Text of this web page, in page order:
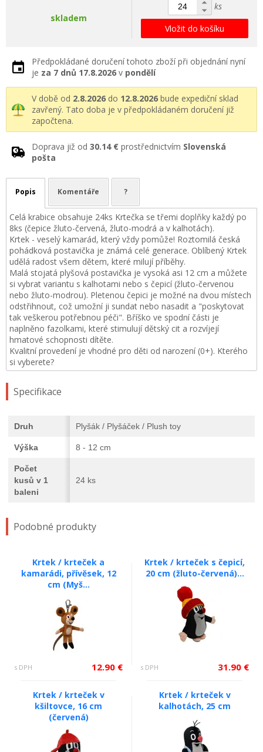
skladem
ks
Vložit do košíku
Předpokládané doručení tohoto zboží při objednání nyní
je za 7 dnů 17.8.2026 v pondělí
V době od 2.8.2026 do 12.8.2026 bude expediční sklad
zavřený. Tato doba je v předpokládaném doručení již
započtena.
Doprava již od 30.14 € prostřednictvím Slovenská
pošta
Popis Komentáře ?
Celá krabice obsahuje 24ks Krtečka se třemi doplňky každý po
8ks (čepice žluto-červená, žluto-modrá a v kalhotách).
Krtek - veselý kamarád, který vždy pomůže! Roztomilá česká
pohádková postavička je známá celé generace. Oblíbený Krtek
udělá radost všem dětem, které milují příběhy.
Malá stojatá plyšová postavička je vysoká asi 12 cm a můžete
si vybrat variantu s kalhotami nebo s čepicí (žluto-červenou
nebo žluto-modrou). Pletenou čepici je možné na dvou místech
odstřihnout, což umožní ji sundat nebo nasadit a "poskytovat
tak veškerou potřebnou péči". Bříško ve spodní části je
naplněno fazolkami, které stimulují dětský cit a rozvíjejí
hmatové schopnosti dítěte.
Kvalitní provedení je vhodné pro děti od narození (0+). Kterého
si vyberete?
Specifikace
Druh Plyšák / Plyšáček / Plush toy
Výška 8 - 12 cm
Počet
kusů v 1
baleni
24 ks
Podobné produkty
Krtek / krteček a
kamarádi, přívěsek, 12
cm (Myš...
s DPH 12.90 €
Krtek / krteček s čepicí,
20 cm (žluto-červená)...
s DPH 31.90 €
Krtek / krteček v
kšiltovce, 16 cm
(červená)
Krtek / krteček v
kalhotách, 25 cm